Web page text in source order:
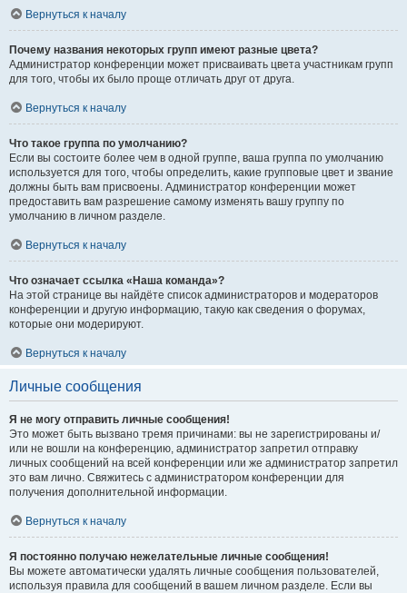
Вернуться к началу
Почему названия некоторых групп имеют разные цвета?
Администратор конференции может присваивать цвета участникам групп
для того, чтобы их было проще отличать друг от друга.
Вернуться к началу
Что такое группа по умолчанию?
Если вы состоите более чем в одной группе, ваша группа по умолчанию
используется для того, чтобы определить, какие групповые цвет и звание
должны быть вам присвоены. Администратор конференции может
предоставить вам разрешение самому изменять вашу группу по
умолчанию в личном разделе.
Вернуться к началу
Что означает ссылка «Наша команда»?
На этой странице вы найдёте список администраторов и модераторов
конференции и другую информацию, такую как сведения о форумах,
которые они модерируют.
Вернуться к началу
Личные сообщения
Я не могу отправить личные сообщения!
Это может быть вызвано тремя причинами: вы не зарегистрированы и/
или не вошли на конференцию, администратор запретил отправку
личных сообщений на всей конференции или же администратор запретил
это вам лично. Свяжитесь с администратором конференции для
получения дополнительной информации.
Вернуться к началу
Я постоянно получаю нежелательные личные сообщения!
Вы можете автоматически удалять личные сообщения пользователей,
используя правила для сообщений в вашем личном разделе. Если вы